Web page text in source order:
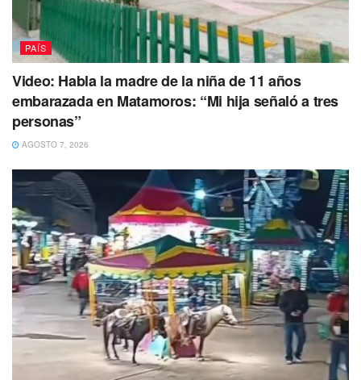
El Siniestro: Un olvido de 12 horas
La reconstrucción de los hechosindica queRoxana
“N” regresó a su domicilioen el fraccionamiento La
Rioja durante la madrugada del pasado fin de semana,
presuntamente bajo los efectos del alcoholtras asistir a
una reunión. Al descender de su camioneta,
PAÍS
Video: Habla la madre de la niña de 11 años
embarazada en Matamoros: “Mi hija señaló a tres
personas”
AGOSTO 7, 2026